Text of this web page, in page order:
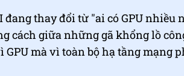
đang thay đổi từ "ai có GPU
cách giữa những gã khổng lồ
mà vì toàn bộ hạ tầng mạng